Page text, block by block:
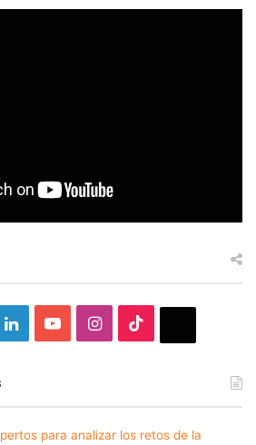
LinkedInYouTubeInstagram
para analizar los retos de la